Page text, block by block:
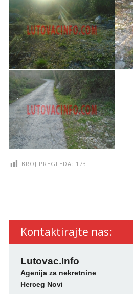
BROJ PREGLEDA: 173
Kontaktirajte nas:
Lutovac.Info
Agenija za nekretnine
Herceg Novi